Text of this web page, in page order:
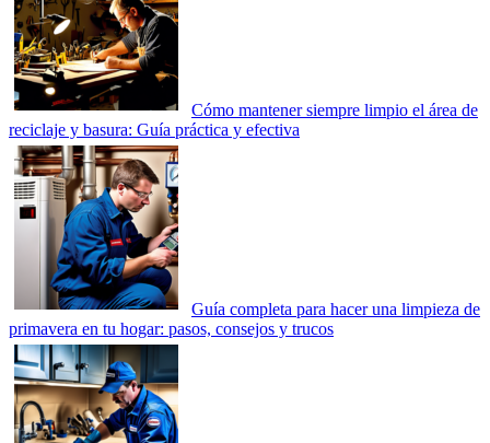
Cómo mantener siempre limpio el área de
reciclaje y basura: Guía práctica y efectiva
Guía completa para hacer una limpieza de
primavera en tu hogar: pasos, consejos y trucos